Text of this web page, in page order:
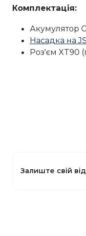
Комплектація:
Акумулятор
Насадка на
Роз'єм XT90
Залиште свій